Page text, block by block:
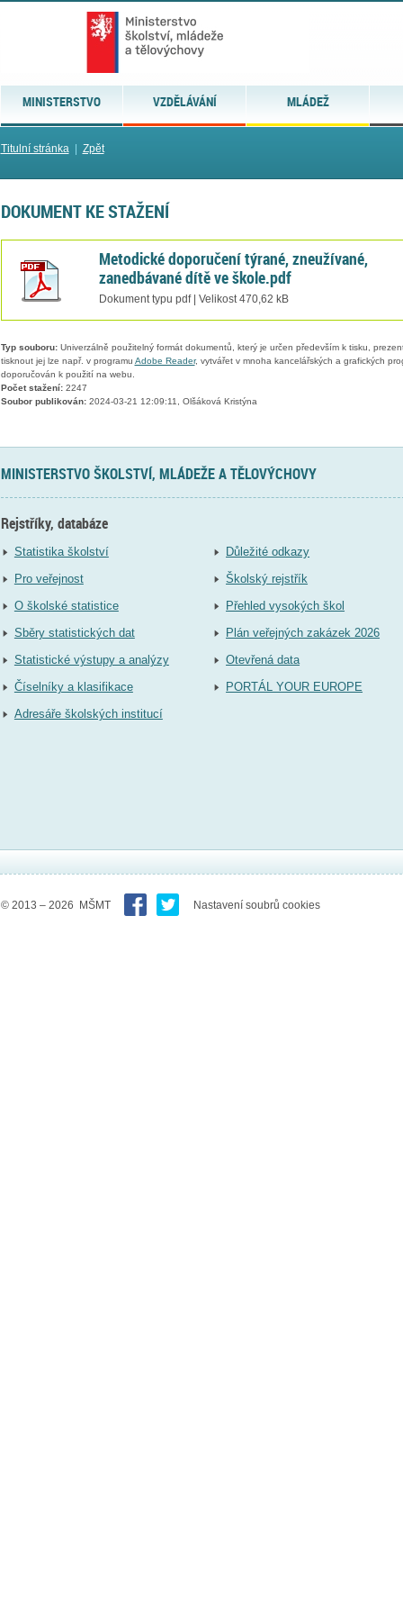
MINISTERSTVO VZDĚLÁVÁNÍ MLÁDEŽ
Titulní stránka| Zpět
DOKUMENT KE STAŽENÍ
Metodické doporučení týrané, zneužívané,
zanedbávané dítě ve škole.pdf
Dokument typu pdf | Velikost 470,62 kB
Typ souboru:Univerzálně použitelný formát dokumentů, který je určen především k tisku,
tisknout jej lze např. v programu Adobe Reader, vytvářet v mnoha kancelářských a grafických
doporučován k použití na webu.
Počet stažení:2247
Soubor publikován:2024-03-21 12:09:11, Olšáková Kristýna
MINISTERSTVO ŠKOLSTVÍ, MLÁDEŽE A TĚLOVÝCHOVY
Rejstříky, databáze
Statistika školství
Pro veřejnost
O školské statistice
Sběry statistických dat
Statistické výstupy a analýzy
Číselníky a klasifikace
Adresáře školských institucí
Důležité odkazy
Školský rejstřík
Přehled vysokých škol
Plán veřejných zakázek 2026
Otevřená data
PORTÁL YOUR EUROPE
© 2013 – 2026 MŠMT Nastavení soubrů cookies